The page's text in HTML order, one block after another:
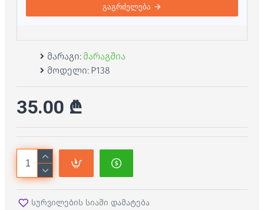
გაგრძელება
მარაგი: მარაგშია
მოდელი: P138
35.00 ₾
სურვილების სიაში დამატება